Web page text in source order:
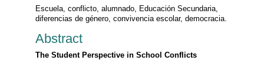
Escuela, conflicto, alumnado, Educación Secundaria,
diferencias de género, convivencia escolar, democracia.
Abstract
The Student Perspective in School Conflicts